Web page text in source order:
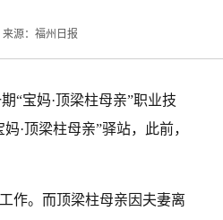
来源：福州日报
“宝妈·顶梁柱母亲”职业技
·顶梁柱母亲”驿站，此前，
作。而顶梁柱母亲因夫妻离